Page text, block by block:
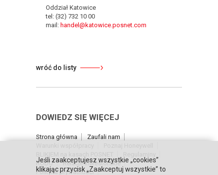
Oddział Katowice
tel: (32) 732 10 00
mail: handel@katowice.posnet.com
wróć do listy
DOWIEDZ SIĘ WIĘCEJ
Strona główna
Zaufali nam
RODO
Relacje inwestorskie
Polityka prywatności
Jeśli zaakceptujesz wszystkie „cookies”
klikając przycisk „Zaakceptuj wszystkie” to